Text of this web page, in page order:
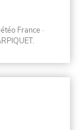
France ·